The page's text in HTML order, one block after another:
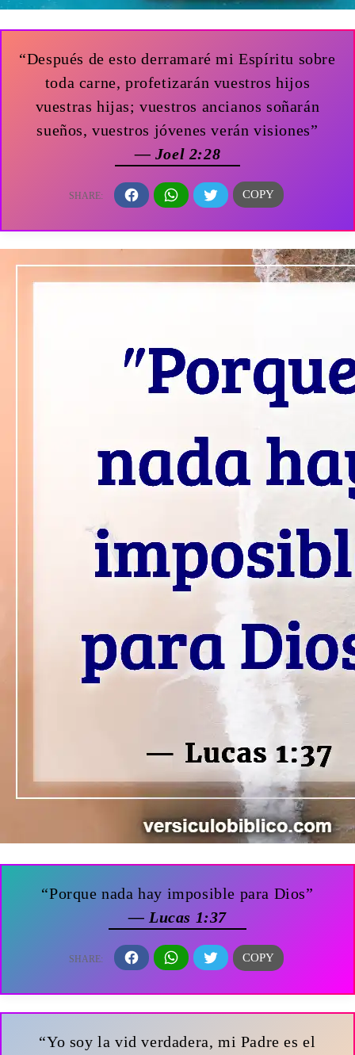
“Después de esto derramaré mi Espíritu sobre
toda carne, profetizarán vuestros hijos
vuestras hijas; vuestros ancianos soñarán
sueños, vuestros jóvenes verán visiones”
— Joel 2:28
“Porque nada hay imposible para Dios”
— Lucas 1:37
“Yo soy la vid verdadera, mi Padre es el